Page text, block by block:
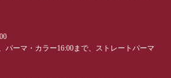
パーマ・カラー16:00まで、ストレートパーマ